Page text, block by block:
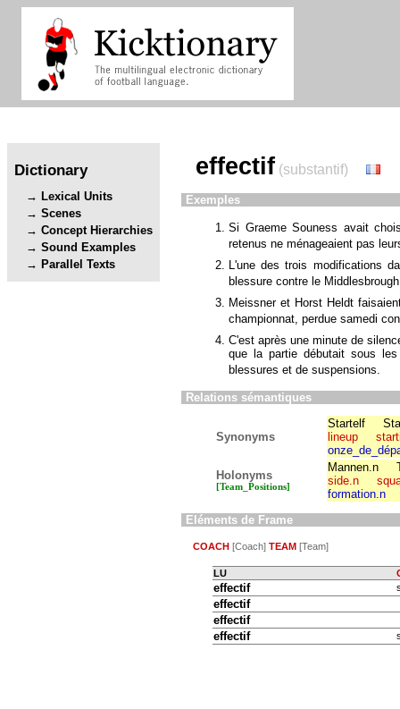
Dictionary
Lexical Units
Scenes
Concept Hierarchies
Sound Examples
Parallel Texts
effectif (substantif)
Exemples
Si Graeme Souness avait
retenus ne ménageaient pas
L'une des trois modifications
blessure contre le
Meissner et Horst Heldt
championnat, perdue samedi
C'est après une minute de
que la partie débutait sous
blessures et de suspensions.
Relations sémantiques
Synonyms
Startelf
lineup
Holonyms
[Team_Positions]
Mannen.n
side.n
formation.n
Eléments de Frame
COACH [Coach] TEAM [Team]
LU
effectif
effectif
effectif
effectif